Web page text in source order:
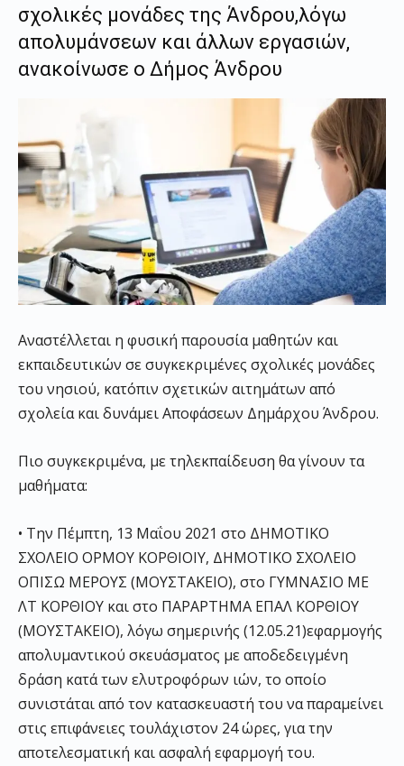
σχολικές μονάδες της Άνδρου,λόγω
απολυμάνσεων και άλλων εργασιών,
ανακοίνωσε ο Δήμος Άνδρου
Αναστέλλεται η φυσική παρουσίαμαθητών και
εκπαιδευτικών σε συγκεκριμένες σχολικές μονάδες
του νησιού, κατόπιν σχετικών αιτημάτων από
σχολεία και δυνάμειΑποφάσεων Δημάρχου Άνδρου.
Πιο συγκεκριμένα, μετηλεκπαίδευση θα γίνουν τα
μαθήματα:
• Την Πέμπτη, 13 Μαΐου 2021 στο ΔΗΜΟΤΙΚΟ
ΣΧΟΛΕΙΟ ΟΡΜΟΥ ΚΟΡΘΙΟΙΥ, ΔΗΜΟΤΙΚΟ ΣΧΟΛΕΙΟ
ΟΠΙΣΩ ΜΕΡΟΥΣ (ΜΟΥΣΤΑΚΕΙΟ), στο ΓΥΜΝΑΣΙΟ ΜΕ
ΛΤ ΚΟΡΘΙΟΥ και στο ΠΑΡΑΡΤΗΜΑ ΕΠΑΛ ΚΟΡΘΙΟΥ
(ΜΟΥΣΤΑΚΕΙΟ), λόγω σημερινής (12.05.21)εφαρμογής
απολυμαντικού σκευάσματος με αποδεδειγμένη
δράση κατά των ελυτροφόρων ιών, το οποίο
συνιστάται από τον κατασκευαστή του να παραμείνει
στις επιφάνειες τουλάχιστον 24 ώρες, για την
αποτελεσματική και ασφαλή εφαρμογή του.